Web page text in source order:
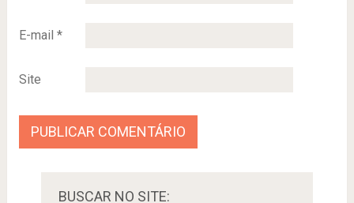
E-mail *
Site
BUSCAR NO SITE: